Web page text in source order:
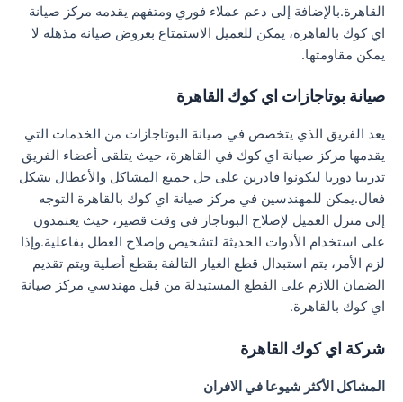
القاهرة.بالإضافة إلى دعم عملاء فوري ومتفهم يقدمه مركز صيانة
اي كوك بالقاهرة، يمكن للعميل الاستمتاع بعروض صيانة مذهلة لا
يمكن مقاومتها.
صيانة بوتاجازات اي كوك القاهرة
يعد الفريق الذي يتخصص في صيانة البوتاجازات من الخدمات التي
يقدمها مركز صيانة اي كوك في القاهرة، حيث يتلقى أعضاء الفريق
تدريبا دوريا ليكونوا قادرين على حل جميع المشاكل والأعطال بشكل
فعال.يمكن للمهندسين في مركز صيانة اي كوك بالقاهرة التوجه
إلى منزل العميل لإصلاح البوتاجاز في وقت قصير، حيث يعتمدون
على استخدام الأدوات الحديثة لتشخيص وإصلاح العطل بفاعلية.وإذا
لزم الأمر، يتم استبدال قطع الغيار التالفة بقطع أصلية ويتم تقديم
الضمان اللازم على القطع المستبدلة من قبل مهندسي مركز صيانة
اي كوك بالقاهرة.
شركة اي كوك القاهرة
المشاكل الأكثر شيوعا في الافران